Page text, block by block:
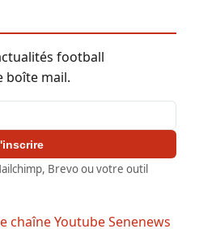
football
boîte mail.
Brevo ou votre outil